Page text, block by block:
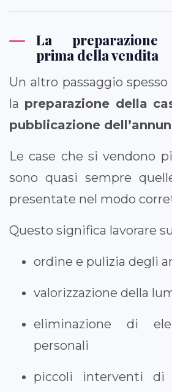
La preparazione
prima della vendita
Un altro passaggio
la preparazione della
pubblicazione
Le case che si vendono
sono quasi sempre
presentate nel modo
Questo significa lavorare
ordine e pulizia degli
valorizzazione della
eliminazione di
personali
piccoli interventi di